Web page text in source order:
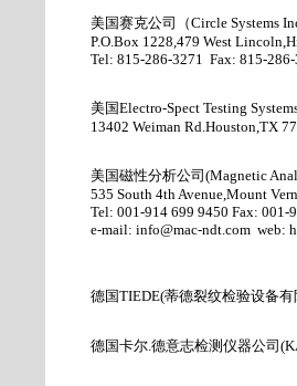
美国赛克公司（Circle Systems
P.O.Box 1228,479 West
Tel: 815-286-3271 Fax: 815-
美国Electro-Spect Testing
13402 Weiman Rd.Houston,TX
美国磁性分析公司 (Magnetic
535 South 4th Avenue,Mount
Tel: 001-914 699 9450 Fax: 001-
e-mail: info@mac-ndt.com web:
德国TIEDE(蒂德裂纹检验设备有
德国卡尔.德意志检测仪器公司